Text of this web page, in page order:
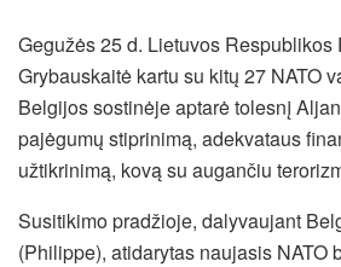
Gegužės 25 d. Lietuvos
Grybauskaitė kartu su kitų 27 NATO
Belgijos sostinėje aptarė tolesnį
pajėgumų stiprinimą, adekvataus
užtikrinimą, kovą su augančiu
Susitikimo pradžioje, dalyvaujant
(Philippe), atidarytas naujasis NATO